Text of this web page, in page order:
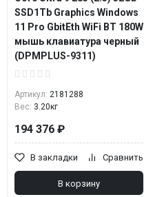
SSD1Tb Graphics Windows
11 Pro GbitEth WiFi BT 180W
мышь клавиатура черный
(DPMPLUS-9311)
Артикул: 2181288
Вес: 3.20кг
194 376 ₽
В закладки Сравнить
В корзину